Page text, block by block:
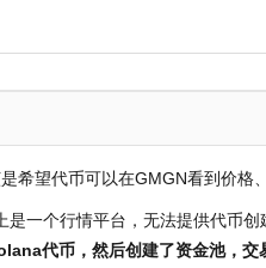
希望代币可以在GMGN看到价格
一个行情平台，无法提供代币创
代币，然后创建了资金池，交